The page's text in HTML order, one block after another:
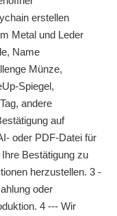
erstellen
Metal und Leder
Name
Münze,
Spiegel,
andere
auf
oder PDF-Datei für
Bestätigung zu
herzustellen. 3 -
oder
4 --- Wir